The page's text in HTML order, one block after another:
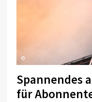
©
Spannendes
für